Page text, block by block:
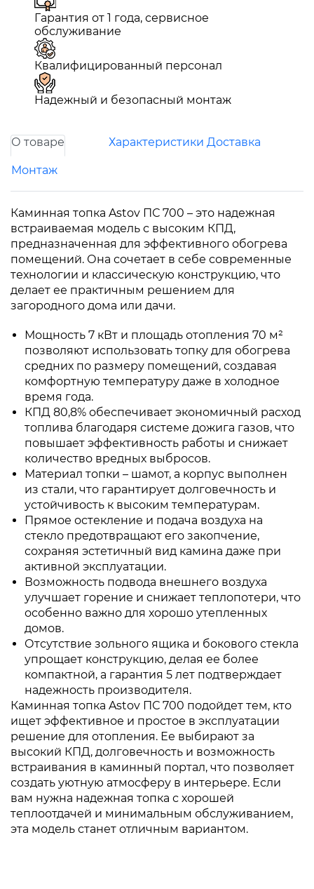
Гарантия от 1 года, сервисное
обслуживание
Квалифицированный персонал
Надежный и безопасный монтаж
О товаре Характеристики Доставка
Монтаж
Каминная топка Astov ПС 700 – это надежная
встраиваемая модель с высоким КПД,
предназначенная для эффективного обогрева
помещений. Она сочетает в себе современные
технологии и классическую конструкцию, что
делает ее практичным решением для
загородного дома или дачи.
Мощность 7 кВт и площадь отопления 70 м²
позволяют использовать топку для обогрева
средних по размеру помещений, создавая
комфортную температуру даже в холодное
время года.
КПД 80,8% обеспечивает экономичный расход
топлива благодаря системе дожига газов, что
повышает эффективность работы и снижает
количество вредных выбросов.
Материал топки – шамот, а корпус выполнен
из стали, что гарантирует долговечность и
устойчивость к высоким температурам.
Прямое остекление и подача воздуха на
стекло предотвращают его закопчение,
сохраняя эстетичный вид камина даже при
активной эксплуатации.
Возможность подвода внешнего воздуха
улучшает горение и снижает теплопотери, что
особенно важно для хорошо утепленных
домов.
Отсутствие зольного ящика и бокового стекла
упрощает конструкцию, делая ее более
компактной, а гарантия 5 лет подтверждает
надежность производителя.
Каминная топка Astov ПС 700 подойдет тем, кто
ищет эффективное и простое в эксплуатации
решение для отопления. Ее выбирают за
высокий КПД, долговечность и возможность
встраивания в каминный портал, что позволяет
создать уютную атмосферу в интерьере. Если
вам нужна надежная топка с хорошей
теплоотдачей и минимальным обслуживанием,
эта модель станет отличным вариантом.